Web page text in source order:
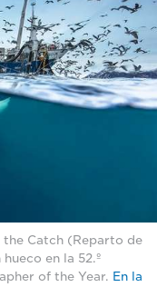
Catch (Reparto de
en la 52.º
of the Year. En la